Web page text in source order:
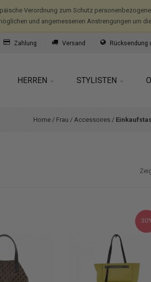
Verordnung zum Schutz
und angemessenen Anstrengungen um
Zahlung Versand Rücksendung
HERREN STYLISTEN
Home / Frau / Accessoires /